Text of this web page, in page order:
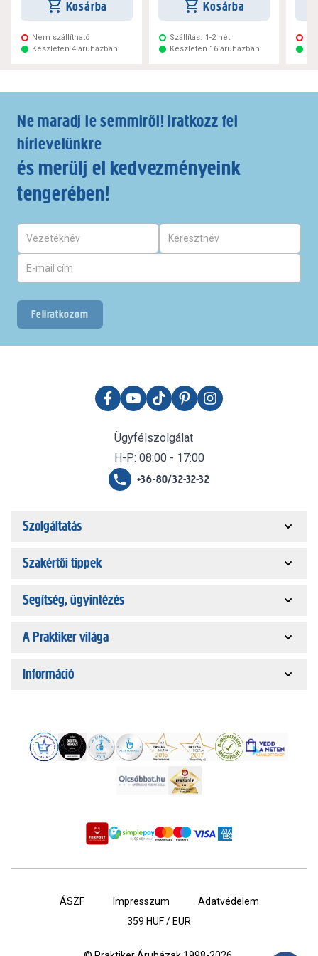
Kosárba
Nem szállítható
Készleten 4 áruházban
Kosárba
Szállítás: 1-2 hét
Készleten 16 áruházban
Ne maradj le semmiről! Iratkozz fel
hírlevelünkre
és merülj el kedvezményeink
tengerében!
Feliratkozom
Ügyfélszolgálat
H-P: 08:00 - 17:00
+36-80/32-32-32
Szolgáltatás
Szakértői tippek
Segítség, ügyintézés
A Praktiker világa
Információ
ÁSZF Impresszum
Adatvédelem
359 HUF / EUR